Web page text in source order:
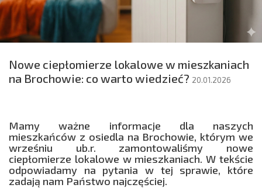
Nowe ciepłomierze lokalowe w mieszkaniach
na Brochowie: co warto wiedzieć? 20.01.2026
Mamy ważne informacje dla naszych
mieszkańców z osiedla na Brochowie, którym we
wrześniu ub.r. zamontowaliśmy nowe
ciepłomierze lokalowe w mieszkaniach. W tekście
odpowiadamy na pytania w tej sprawie, które
zadają nam Państwo najczęściej.